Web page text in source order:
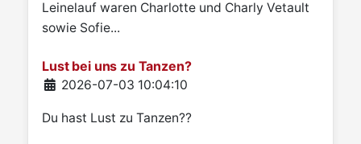
Leinelauf waren Charlotte und Charly Vetault
sowie Sofie...
Lust bei uns zu Tanzen?
Details
2026-07-03 10:04:10
Du hast Lust zu Tanzen??